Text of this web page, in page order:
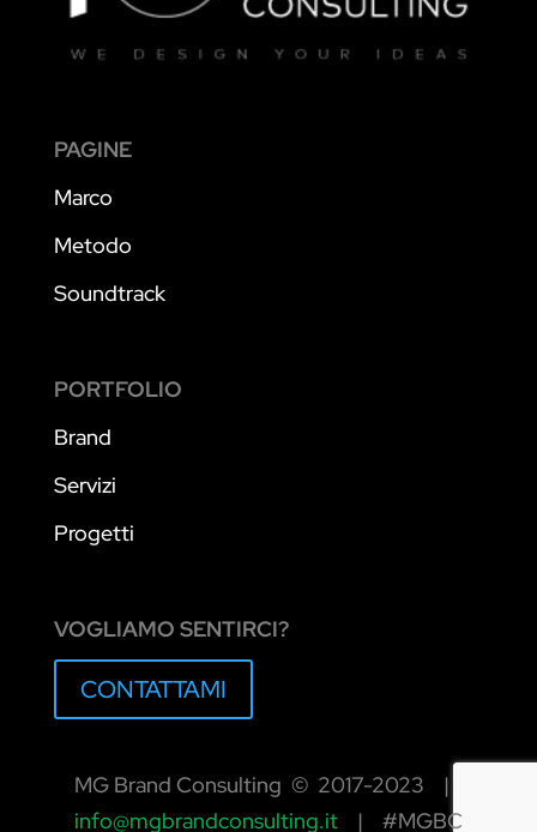
PAGINE
Marco
Metodo
Soundtrack
PORTFOLIO
Brand
Servizi
Progetti
VOGLIAMO SENTIRCI?
CONTATTAMI
MG Brand Consulting © 2017-2023 |
info@mgbrandconsulting.it | #MGBC